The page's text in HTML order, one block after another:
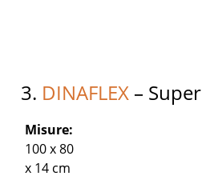
3. DINAFLEX –
Misure:
100 x 80
x 14 cm